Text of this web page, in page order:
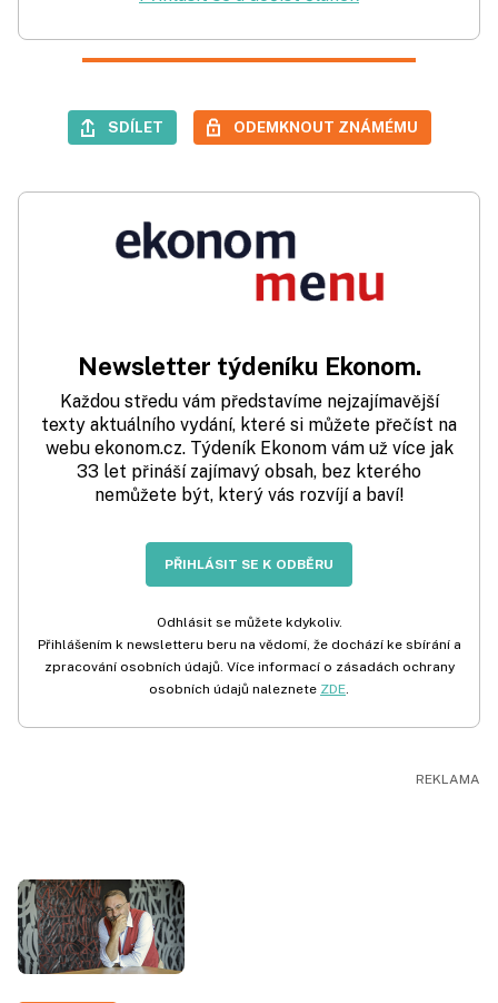
SDÍLET ODEMKNOUT ZNÁMÉMU
Newsletter týdeníku Ekonom.
Každou středu vám představíme nejzajímavější
texty aktuálního vydání, které si můžete přečíst na
webu ekonom.cz. Týdeník Ekonom vám už více jak
33 let přináší zajímavý obsah, bez kterého
nemůžete být, který vás rozvíjí a baví!
PŘIHLÁSIT SE K ODBĚRU
Odhlásit se můžete kdykoliv.
Přihlášením k newsletteru beru na vědomí, že dochází ke sbírání a
zpracování osobních údajů. Více informací o zásadách ochrany
osobních údajů naleznete ZDE.